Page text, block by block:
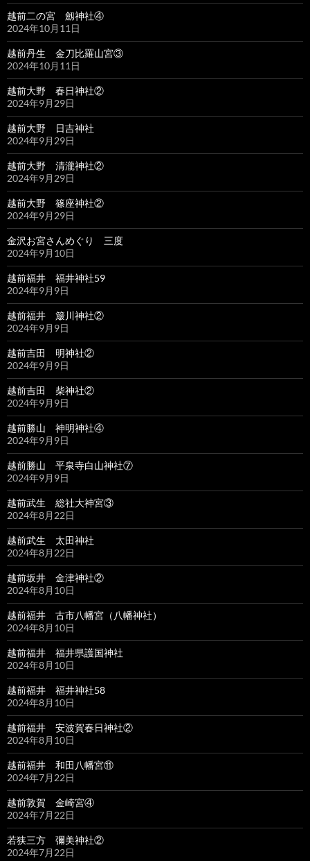
越前二の宮 劔神社④
2024年10月11日
越前丹生 金刀比羅山宮③
2024年10月11日
越前大野 春日神社②
2024年9月29日
越前大野 日吉神社
2024年9月29日
越前大野 清瀧神社②
2024年9月29日
越前大野 篠座神社②
2024年9月29日
金沢お宮さんめぐり 三度
2024年9月10日
越前福井 福井神社59
2024年9月9日
越前福井 簸川神社②
2024年9月9日
越前吉田 明神社②
2024年9月9日
越前吉田 柴神社②
2024年9月9日
越前勝山 神明神社④
2024年9月9日
越前勝山 平泉寺白山神社⑦
2024年9月9日
越前武生 総社大神宮③
2024年8月22日
越前武生 太田神社
2024年8月22日
越前坂井 金津神社②
2024年8月10日
越前福井 古市八幡宮（八幡神社）
2024年8月10日
越前福井 福井県護国神社
2024年8月10日
越前福井 福井神社58
2024年8月10日
越前福井 安波賀春日神社②
2024年8月10日
越前福井 和田八幡宮⑪
2024年7月22日
越前敦賀 金崎宮④
2024年7月22日
若狭三方 彌美神社②
2024年7月22日